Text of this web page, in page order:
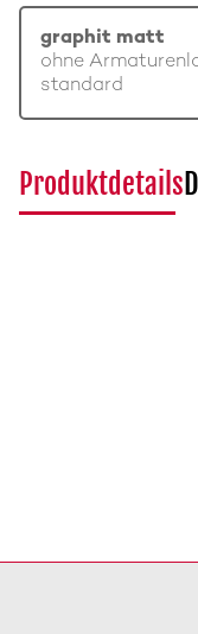
graphit matt
ohne
standard
Produktdetails